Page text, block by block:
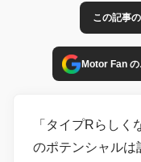
この記事
Motor Fan
「タイプRらし
のポテンシャルは